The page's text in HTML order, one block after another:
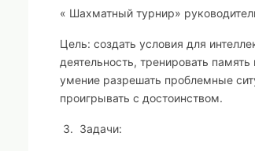
« Шахматный турнир»
Цель: создать условия для
деятельность, тренировать
умение разрешать проблемные
проигрывать с достоинством.
3. Задачи: